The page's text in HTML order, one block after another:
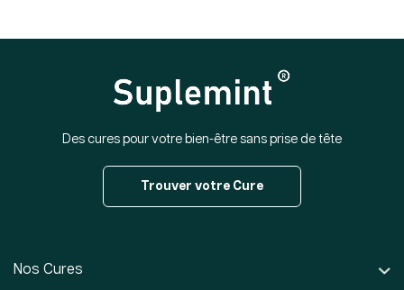
Des cures pour votre bien-être sans prise de tête
Trouver votre Cure
Nos Cures